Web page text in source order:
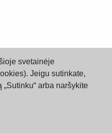
svetainėje
Jeigu sutinkate,
arba naršykite